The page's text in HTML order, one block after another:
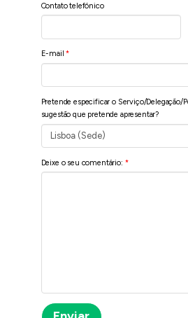
Contato telefónico
E-mail*
Pretende especificar o Serviço/Delegação/
sugestão que pretende apresentar?
Deixe o seu comentário: *